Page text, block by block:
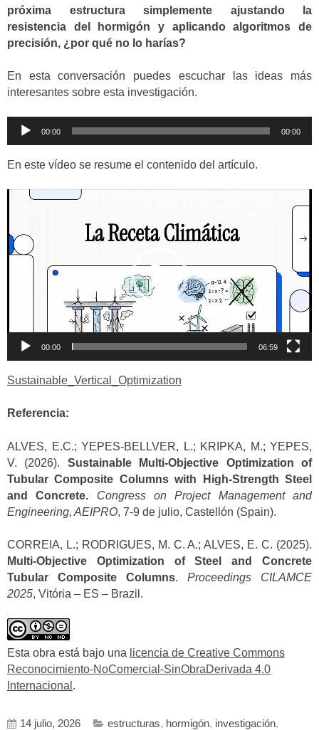
próxima estructura simplemente ajustando la
resistencia del hormigón y aplicando algoritmos de
precisión, ¿por qué no lo harías?
En esta conversación puedes escuchar las ideas más
interesantes sobre esta investigación.
Reproductor
audio
00:00 00:00
En este vídeo se resume el contenido del artículo.
Reproductor
00:00 06:59
Sustainable_Vertical_Optimization
Referencia:
ALVES, E.C.; YEPES-BELLVER, L.; KRIPKA, M.; YEPES,
V. (2026). Sustainable Multi-Objective Optimization of
Tubular Composite Columns with High-Strength Steel
and Concrete. Congress on Project Management and
Engineering, AEIPRO, 7-9 de julio, Castellón (Spain).
CORREIA, L.; RODRIGUES, M. C. A.; ALVES, E. C. (2025).
Multi-Objective Optimization of Steel and Concrete
Tubular Composite Columns. Proceedings CILAMCE
2025, Vitória – ES – Brazil.
Esta obra está bajo una licencia de Creative Commons
Reconocimiento-NoComercial-SinObraDerivada 4.0
Internacional .
14 julio, 2026 estructuras, hormigón, investigación,